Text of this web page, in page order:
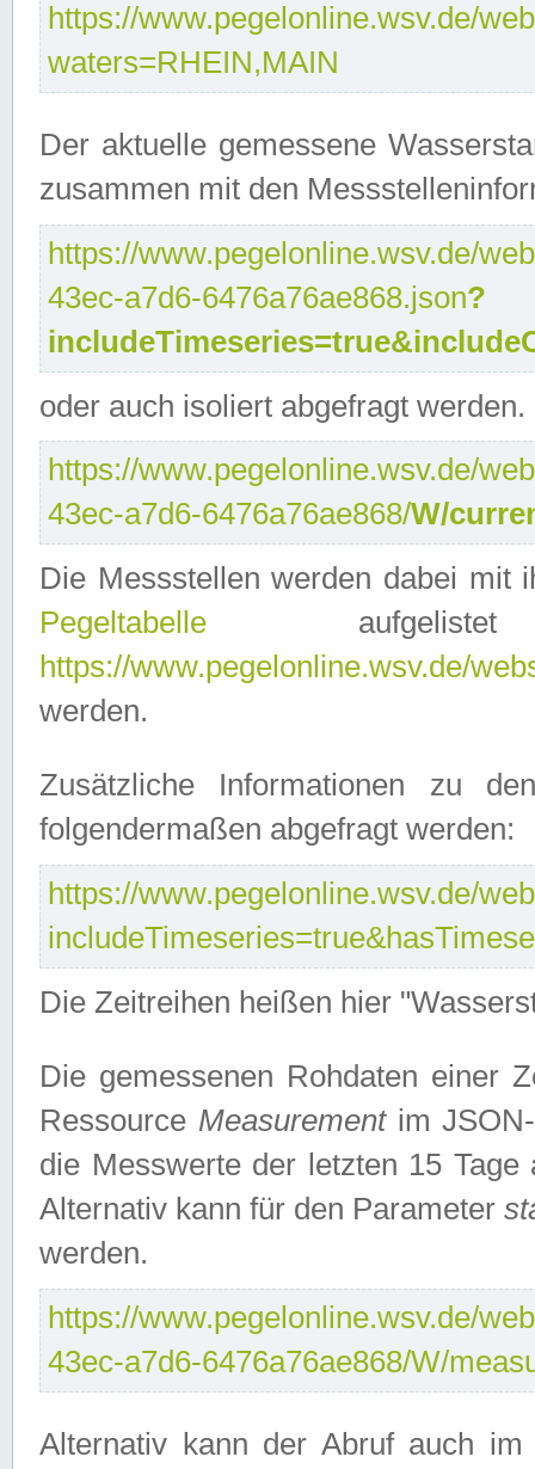
https://www.pegelonline.wsv.de/
waters=RHEIN,MAIN
Der aktuelle gemessene
zusammen mit den
https://www.pegelonline.wsv.de/
43ec-a7d6-6476a76ae868.json?
oder auch isoliert abgefragt werden.
https://www.pegelonline.wsv.de/
43ec-a7d6-6476a76ae868/W/
Die Messstellen werden dabei mit
Pegeltabelle
https://www.pegelonline.wsv.de/
werden.
Zusätzliche Informationen zu
folgendermaßen abgefragt werden:
https://www.pegelonline.wsv.de/
Die Zeitreihen heißen hier
Die gemessenen Rohdaten einer
Ressource Measurementim JSON-
die Messwerte der letzten 15
Alternativ kann für den Parameter
werden.
https://www.pegelonline.wsv.de/
43ec-a7d6-6476a76ae868/W/
Alternativ kann der Abruf auch